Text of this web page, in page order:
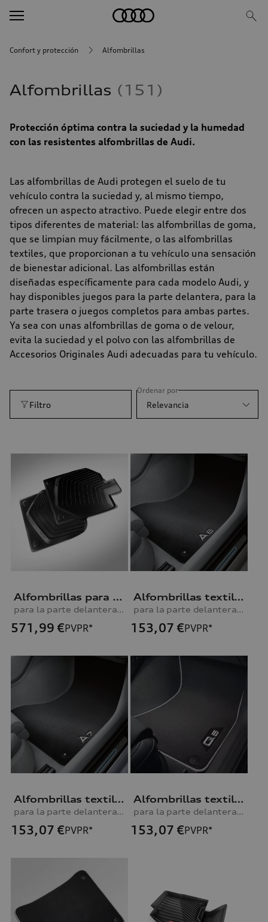
Confort y protección Alfombrillas
Alfombrillas 151
Protección óptima contra la suciedad y la humedad
con las resistentes alfombrillas de Audi.
Las alfombrillas de Audi protegen el suelo de tu
vehículo contra la suciedad y, al mismo tiempo,
ofrecen un aspecto atractivo. Puede elegir entre dos
tipos diferentes de material: las alfombrillas de goma,
que se limpian muy fácilmente, o las alfombrillas
textiles, que proporcionan a tu vehículo una sensación
de bienestar adicional. Las alfombrillas están
diseñadas específicamente para cada modelo Audi, y
hay disponibles juegos para la parte delantera, para la
parte trasera o juegos completos para ambas partes.
Ya sea con unas alfombrillas de goma o de velour,
evita la suciedad y el polvo con las alfombrillas de
Accesorios Originales Audi adecuadas para tu vehículo.
Filtro
Ordenar por
Relevancia
Alfombrillas para todo tipo de clima R8
para la parte delantera, negro
571,99 €PVPR*
Alfombrillas textiles Premium A6
para la parte delantera y trasera, negro/gris plata
153,07 €PVPR*
Alfombrillas textiles Premium A7 Sportback
para la parte delantera y trasera, negro/gris plata
153,07 €PVPR*
Alfombrillas textiles Premium Q5
para la parte delantera y trasera, negro/gris plata
153,07 €PVPR*